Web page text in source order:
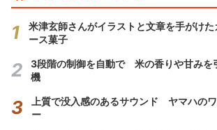
米津玄師さんがイラストと文章を手がけ
ース菓子
3段階の制御を自動で 米の香りや甘みを
機
上質で没入感のあるサウンド ヤマハの
ー